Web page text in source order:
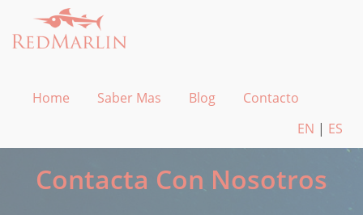
Home Saber Mas Blog
Contacto
EN | ES
Contacta Con Nosotros